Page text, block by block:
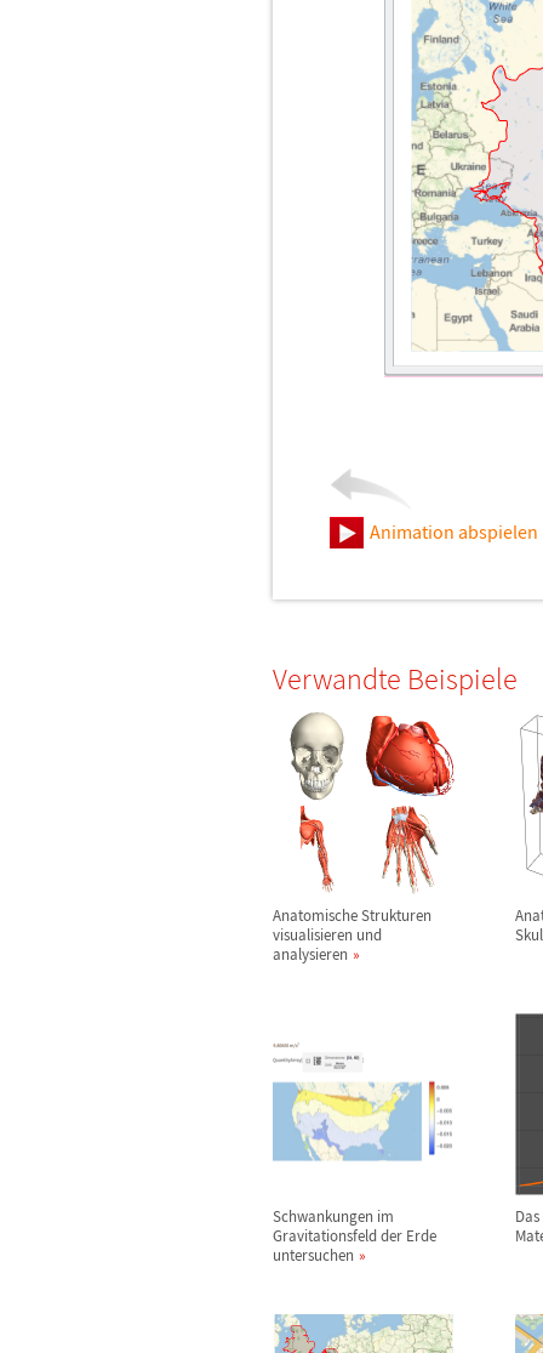
Animation abspielen
Verwandte Beispiele
Anatomische Strukturen
visualisieren und
analysieren
Schwankungen im
Gravitationsfeld der Erde
untersuchen